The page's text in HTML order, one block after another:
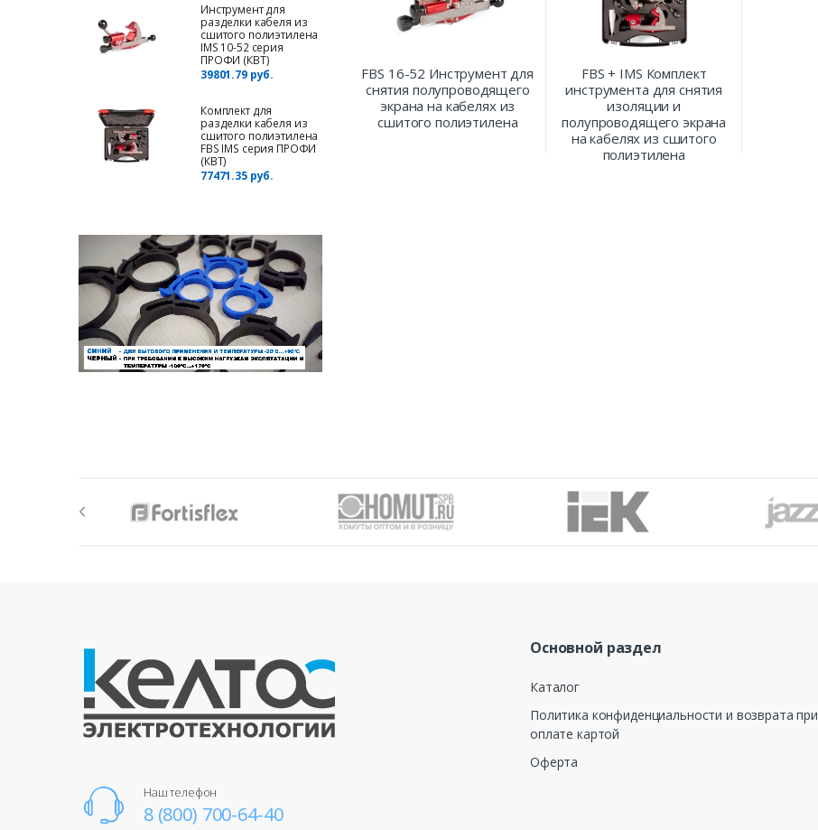
Инструмент для
разделки кабеля из
сшитого полиэтилена
IMS 10-52 серия
ПРОФИ (КВТ)
39801.79 руб.
Комплект для
разделки кабеля из
сшитого полиэтилена
FBS IMS серия ПРОФИ
(КВТ)
77471.35 руб.
FBS 16-52 Инструмент для
снятия полупроводящего
экрана на кабелях из
сшитого полиэтилена
FBS + IMS Комплект
инструмента для снятия
изоляции и
полупроводящего экрана
на кабелях из сшитого
полиэтилена
Наш телефон
8 (800) 700-64-40
Основной раздел
Каталог
Политика конфиденциальности и возврата при
оплате картой
Оферта